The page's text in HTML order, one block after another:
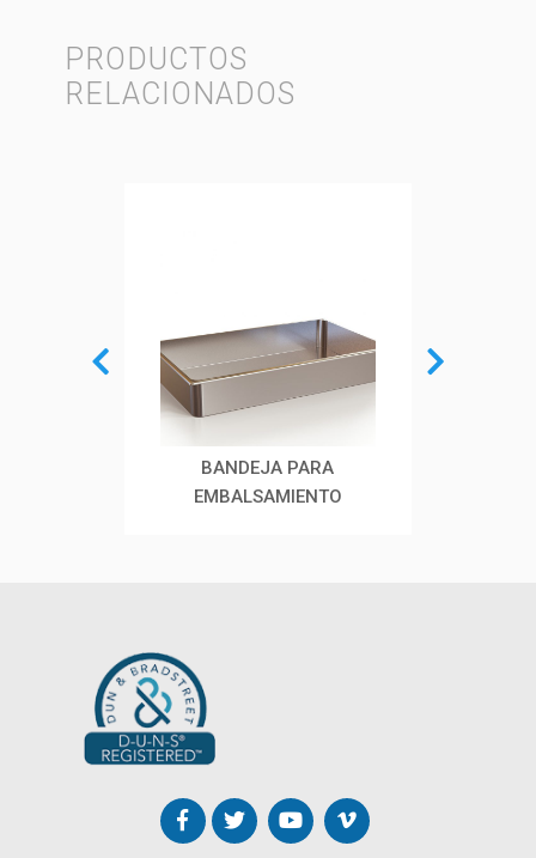
PRODUCTOS
RELACIONADOS
BANDEJA PARA
EMBALSAMIENTO
COLADOR DE MUESTRAS